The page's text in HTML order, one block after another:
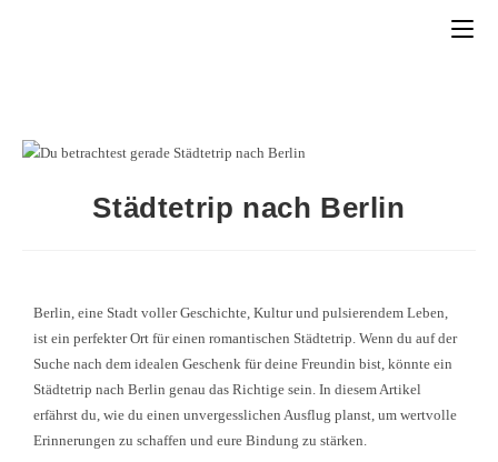
Städtetrip nach Berlin
Berlin, eine Stadt voller Geschichte, Kultur und pulsierendem Leben,
ist ein perfekter Ort für einen romantischen Städtetrip. Wenn du auf der
Suche nach dem idealen Geschenk für deine Freundin bist, könnte ein
Städtetrip nach Berlin genau das Richtige sein. In diesem Artikel
erfährst du, wie du einen unvergesslichen Ausflug planst, um wertvolle
Erinnerungen zu schaffen und eure Bindung zu stärken.